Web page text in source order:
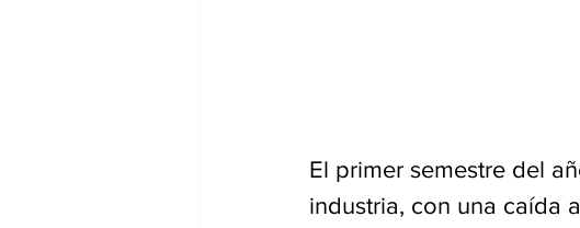
El primer semestre del
industria, con una caída